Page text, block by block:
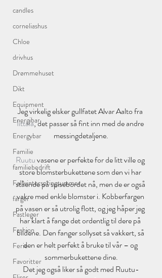
candles
corneliashus
Chloe
drivhus
Drømmehuset
Dikt
Equipment
Energibar
Energybar
Familie
familiebedrift
Fallwinterspringsummer
farger
Fastleger
Fashion
Ferie
Favoritter
Jeg virkelig elsker gullfatet Alvar Aalto fra
Iittala, det passer så fint inn med de andre
messingdetaljene.
Ruutu vasene er perfekte for de litt ville og
store blomsterbukettene som den vi har
stående på spisebordet nå, men de er også
vakre med enkle blomster i. Kobberfargen
på vasen er så utrolig flott, og jeg håper jeg
har klart å fange det ordentlig til dere på
bildene. Den fanger sollyset så vakkert, så
den er helt perfekt å bruke til vår – og
sommerbukettene dine.
Det jeg også liker så godt med Ruutu-